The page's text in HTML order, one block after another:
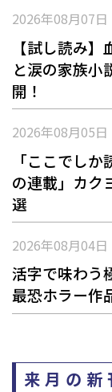
2026年08月07日
【試し読み
と涙の家族小
開！
2026年08月05日
「ここでし
の連載」――カ
選
2026年08月04日
活字で味わ
最恐ホラー作
来月の新